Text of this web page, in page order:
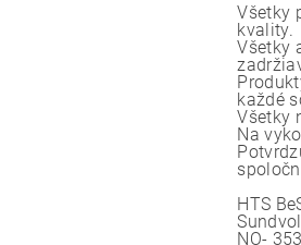
Všetky
kvality.
Všetky
každé
Všetky
Na
HTS
NO-